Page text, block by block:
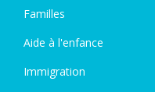
Familles
Aide à l'enfance
Immigration